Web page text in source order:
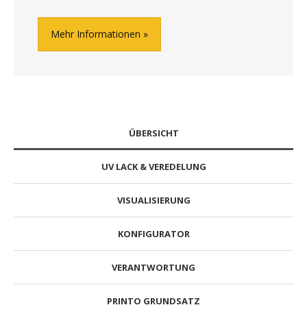
Mehr Informationen
ÜBERSICHT
UV LACK & VEREDELUNG
VISUALISIERUNG
KONFIGURATOR
VERANTWORTUNG
PRINTO GRUNDSATZ